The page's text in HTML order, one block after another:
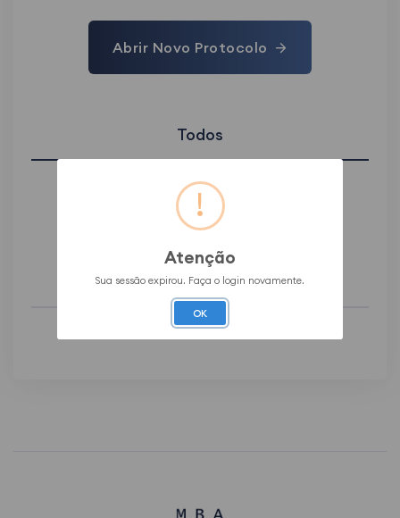
Abrir Novo Protocolo
Todos
Pendente
Em Análise
Finalizado
Atenção
Sua sessão expirou. Faça o login novamente.
OK